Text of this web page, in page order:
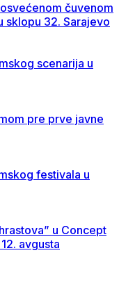
čuvenom
sklopu 32. Sarajevo
scenarija u
pre prve javne
festivala u
u Concept
avgusta